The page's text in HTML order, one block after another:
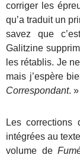
corriger les
qu’a traduit un
savez que
Galitzine
les rétablis. Je
mais j’espère
Correspondant. »
Les corrections
intégrées au
volume de